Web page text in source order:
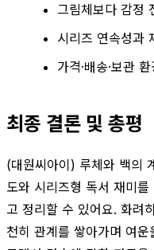
그림체보다 감정
시리즈 연속성과
가격·배송·보관
최종 결론 및 총평
(대원씨아이) 루체와 백의
도와 시리즈형 독서 재미
고 정리할 수 있어요. 화려
천히 관계를 쌓아가며 여